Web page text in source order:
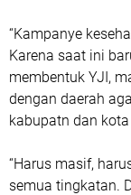
“Kampanye
Karena saat ini
membentuk YJI,
dengan daerah
kabupatn dan kota
“Harus masif,
semua tingkatan.